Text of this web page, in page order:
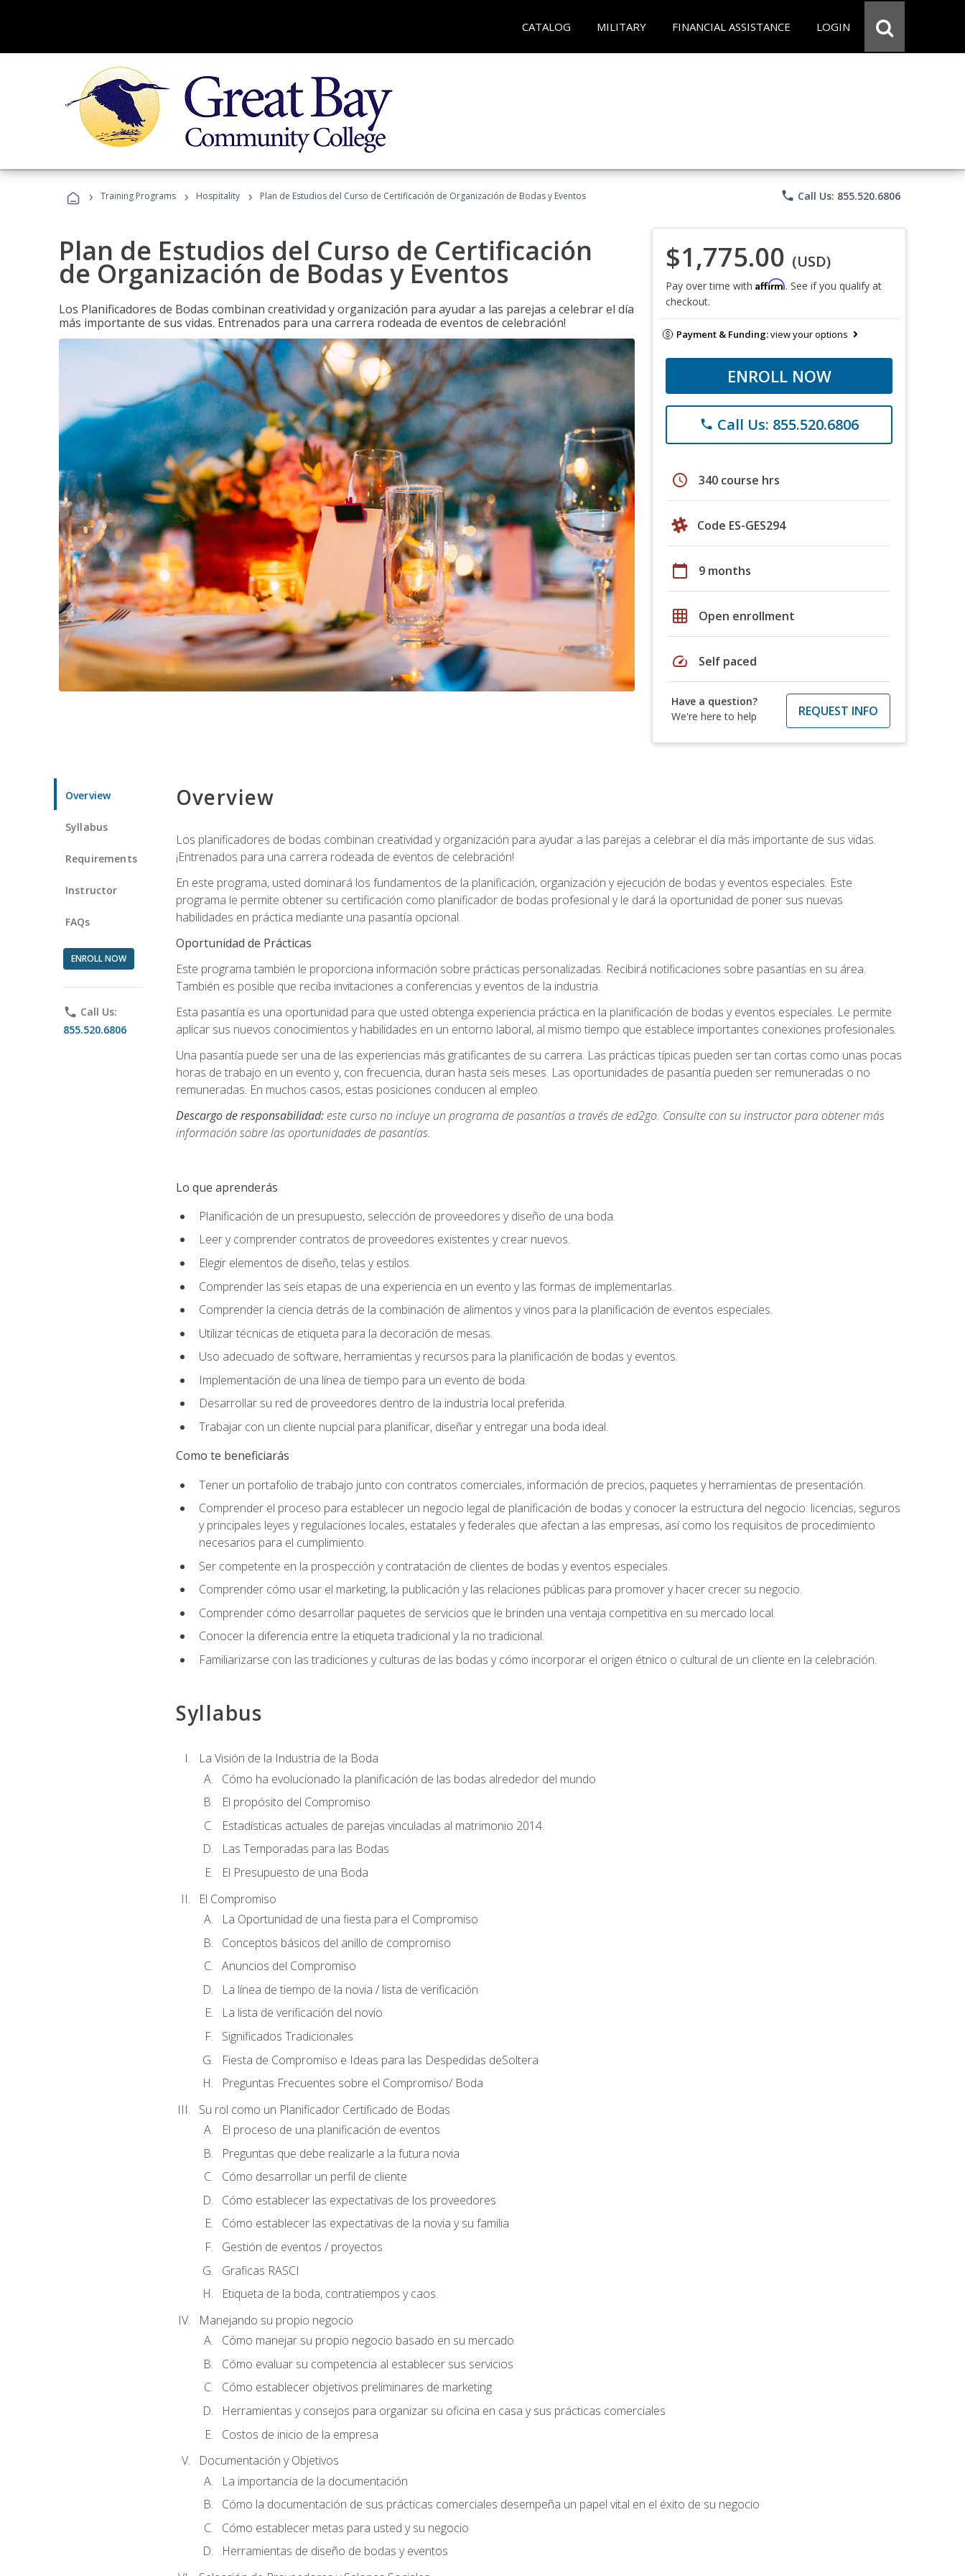
CATALOG MILITARY FINANCIAL ASSISTANCE LOGIN
› Training Programs › Hospitality › Plan de Estudios del Curso de Certificación de Organización de Bodas y Eventos phone Call Us: 855.520.6806
Plan de Estudios del Curso de Certificación
de Organización de Bodas y Eventos
Los Planificadores de Bodas combinan creatividad y organización para ayudar a las parejas a celebrar el día
más importante de sus vidas. Entrenados para una carrera rodeada de eventos de celebración!
$1,775.00 (USD)
Pay over time with Affirm. See if you qualify at
checkout.
Payment & Funding:view your options
ENROLL NOW
phone Call Us: 855.520.6806
schedule 340 course hrs
Code ES-GES294
calendar_today 9 months
grid_on Open enrollment
speed Self paced
Have a question?
We're here to help
REQUEST INFO
Overview
Syllabus
Requirements
Instructor
FAQs
ENROLL NOW
phone Call Us:
855.520.6806
Overview
Los planificadores de bodas combinan creatividad y organización para ayudar a las parejas a celebrar el día más importante de sus vidas.
¡Entrenados para una carrera rodeada de eventos de celebración!
En este programa, usted dominará los fundamentos de la planificación, organización y ejecución de bodas y eventos especiales. Este
programa le permite obtener su certificación como planificador de bodas profesional y le dará la oportunidad de poner sus nuevas
habilidades en práctica mediante una pasantía opcional.
Oportunidad de Prácticas
Este programa también le proporciona información sobre prácticas personalizadas. Recibirá notificaciones sobre pasantías en su área.
También es posible que reciba invitaciones a conferencias y eventos de la industria.
Esta pasantía es una oportunidad para que usted obtenga experiencia práctica en la planificación de bodas y eventos especiales. Le permite
aplicar sus nuevos conocimientos y habilidades en un entorno laboral, al mismo tiempo que establece importantes conexiones profesionales.
Una pasantía puede ser una de las experiencias más gratificantes de su carrera. Las prácticas típicas pueden ser tan cortas como unas pocas
horas de trabajo en un evento y, con frecuencia, duran hasta seis meses. Las oportunidades de pasantía pueden ser remuneradas o no
remuneradas. En muchos casos, estas posiciones conducen al empleo.
Descargo de responsabilidad:este curso no incluye un programa de pasantías a través de ed2go. Consulte con su instructor para obtener más
información sobre las oportunidades de pasantías.
Lo que aprenderás
Planificación de un presupuesto, selección de proveedores y diseño de una boda.
Leer y comprender contratos de proveedores existentes y crear nuevos.
Elegir elementos de diseño, telas y estilos.
Comprender las seis etapas de una experiencia en un evento y las formas de implementarlas.
Comprender la ciencia detrás de la combinación de alimentos y vinos para la planificación de eventos especiales.
Utilizar técnicas de etiqueta para la decoración de mesas.
Uso adecuado de software, herramientas y recursos para la planificación de bodas y eventos.
Implementación de una línea de tiempo para un evento de boda.
Desarrollar su red de proveedores dentro de la industria local preferida.
Trabajar con un cliente nupcial para planificar, diseñar y entregar una boda ideal.
Como te beneficiarás
Tener un portafolio de trabajo junto con contratos comerciales, información de precios, paquetes y herramientas de presentación.
Comprender el proceso para establecer un negocio legal de planificación de bodas y conocer la estructura del negocio: licencias, seguros
y principales leyes y regulaciones locales, estatales y federales que afectan a las empresas, así como los requisitos de procedimiento
necesarios para el cumplimiento.
Ser competente en la prospección y contratación de clientes de bodas y eventos especiales.
Comprender cómo usar el marketing, la publicación y las relaciones públicas para promover y hacer crecer su negocio.
Comprender cómo desarrollar paquetes de servicios que le brinden una ventaja competitiva en su mercado local.
Conocer la diferencia entre la etiqueta tradicional y la no tradicional.
Familiarizarse con las tradiciones y culturas de las bodas y cómo incorporar el origen étnico o cultural de un cliente en la celebración.
Syllabus
La Visión de la Industria de la Boda
Cómo ha evolucionado la planificación de las bodas alrededor del mundo
El propósito del Compromiso
Estadísticas actuales de parejas vinculadas al matrimonio 2014.
Las Temporadas para las Bodas
El Presupuesto de una Boda
El Compromiso
La Oportunidad de una fiesta para el Compromiso
Conceptos básicos del anillo de compromiso
Anuncios del Compromiso
La línea de tiempo de la novia / lista de verificación
La lista de verificación del novio
Significados Tradicionales
Fiesta de Compromiso e Ideas para las Despedidas deSoltera
Preguntas Frecuentes sobre el Compromiso/ Boda
Su rol como un Planificador Certificado de Bodas
El proceso de una planificación de eventos
Preguntas que debe realizarle a la futura novia
Cómo desarrollar un perfil de cliente
Cómo establecer las expectativas de los proveedores
Cómo establecer las expectativas de la novia y su familia
Gestión de eventos / proyectos
Graficas RASCI
Etiqueta de la boda, contratiempos y caos.
Manejando su propio negocio
Cómo manejar su propio negocio basado en su mercado
Cómo evaluar su competencia al establecer sus servicios
Cómo establecer objetivos preliminares de marketing
Herramientas y consejos para organizar su oficina en casa y sus prácticas comerciales
Costos de inicio de la empresa
Documentación y Objetivos
La importancia de la documentación
Cómo la documentación de sus prácticas comerciales desempeña un papel vital en el éxito de su negocio
Cómo establecer metas para usted y su negocio
Herramientas de diseño de bodas y eventos